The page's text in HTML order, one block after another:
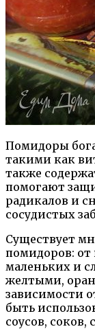
Помидоры
такими как
также
помогают
радикалов и
сосудистых
Существует
помидоров:
маленьких и
желтыми,
зависимости
быть
соусов,